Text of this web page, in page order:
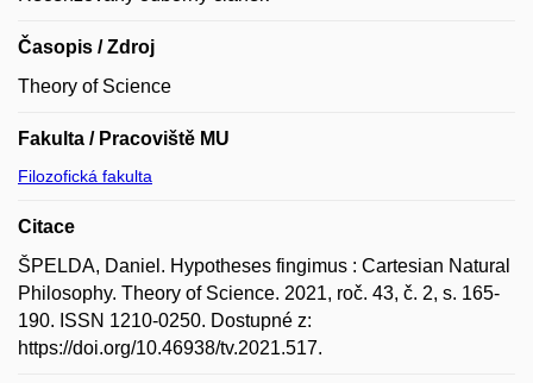
Časopis / Zdroj
Theory of Science
Fakulta / Pracoviště MU
Filozofická fakulta
Citace
ŠPELDA, Daniel. Hypotheses fingimus : Cartesian Natural
Philosophy. Theory of Science. 2021, roč. 43, č. 2, s. 165-
190. ISSN 1210-0250. Dostupné z:
https://doi.org/10.46938/tv.2021.517.